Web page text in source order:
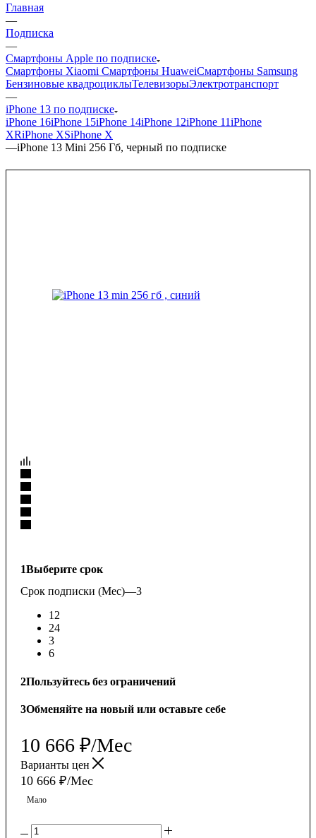
Главная
—
Подписка
—
Смартфоны Apple по подписке
Смартфоны Xiaomi Смартфоны HuaweiСмартфоны Samsung
Бензиновые квадроциклыТелевизорыЭлектротранспорт
—
iPhone 13 по подписке
iPhone 16iPhone 15iPhone 14iPhone 12iPhone 11iPhone
XRiPhone XSiPhone X
—iPhone 13 Mini 256 Гб, черный по подписке
1Выберите срок
Срок подписки (Мес)—3
12
24
3
6
2Пользуйтесь без ограничений
3Обменяйте на новый или оставьте себе
10 666 ₽/Мес
Варианты цен
10 666 ₽/Мес
Мало